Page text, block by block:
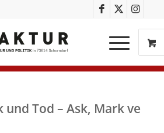
und Tod – Ask, Mark ve